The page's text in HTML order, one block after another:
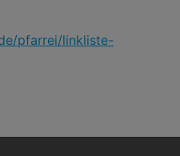
pfarrei/linkliste-